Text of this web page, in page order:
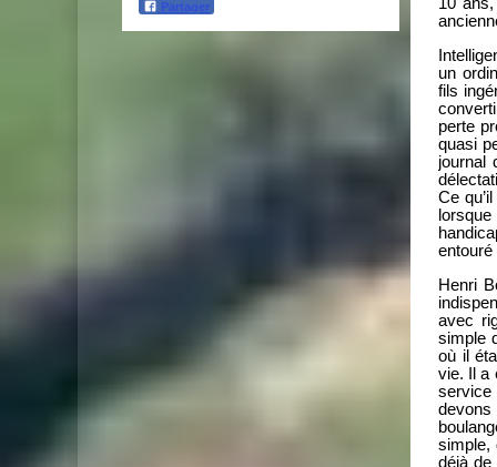
Partager
un
fils
perte
quasi
journal
Ce
entouré
Henri
avec
simple
où il
vie. Il a
simple,
déjà de